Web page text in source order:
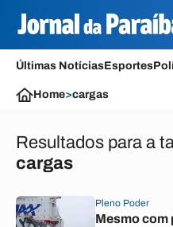
Últimas NotíciasEsportes
Home>cargas
Resultados para a
cargas
Pleno Poder
Mesmo com